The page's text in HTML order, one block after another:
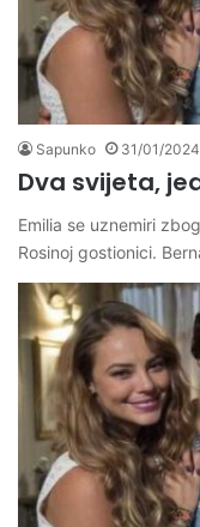
Sapunko 31/01/2024
Dva svijeta,
Emilia se uznemiri
Rosinoj gostionici.